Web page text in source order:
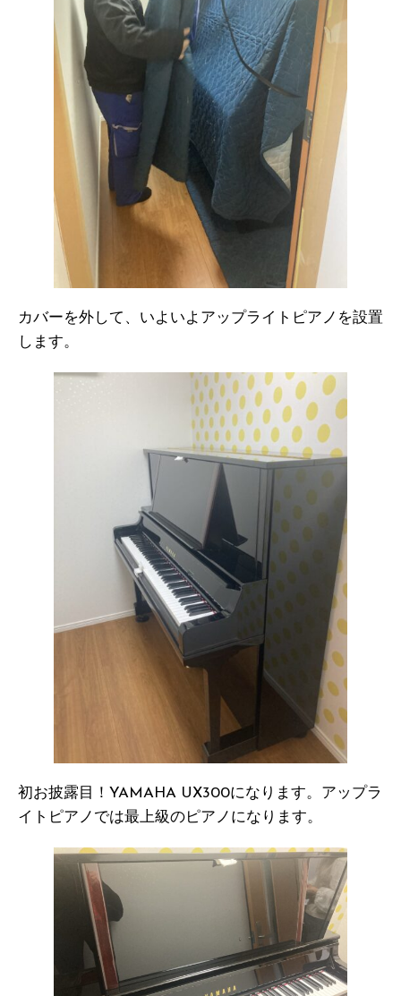
カバーを外して、いよいよアップライトピアノを設置
します。
初お披露目！YAMAHA UX300になります。アップラ
イトピアノでは最上級のピアノになります。